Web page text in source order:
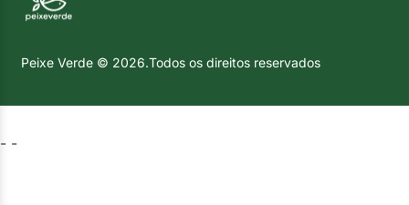
Peixe Verde © 2026.Todos os direitos reservados
- -